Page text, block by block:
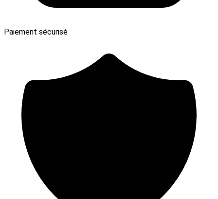
Paiement sécurisé